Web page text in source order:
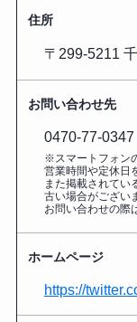
住所
〒299-5211
お問い合わせ先
0470-77-0347
※スマートフォン
営業時間や定休日
また掲載されてい
古い場合がござい
お問い合わせの際
ホームページ
https://